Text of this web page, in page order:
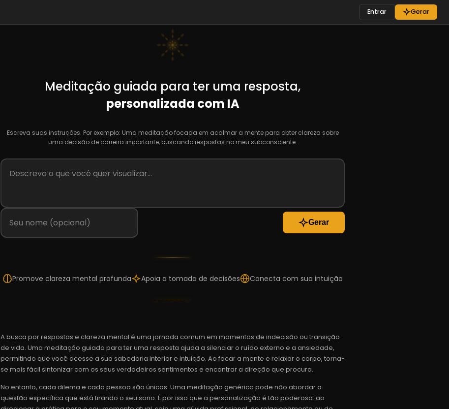
Entrar Gerar
Meditação guiada para ter uma resposta,
personalizada com IA
Escreva suas instruções. Por exemplo: Uma meditação focada em acalmar a mente para obter clareza sobre
uma decisão de carreira importante, buscando respostas no meu subconsciente.
Gerar
Promove clareza mental profunda Apoia a tomada de decisões Conecta com sua intuição
A busca por respostas e clareza mental é uma jornada comum em momentos de indecisão ou transição
de vida. Uma meditação guiada para ter uma resposta ajuda a silenciar o ruído externo e a ansiedade,
permitindo que você acesse a sua sabedoria interior e intuição. Ao focar a mente e relaxar o corpo, torna-
se mais fácil sintonizar com os seus verdadeiros sentimentos e encontrar a direção que procura.
No entanto, cada dilema e cada pessoa são únicos. Uma meditação genérica pode não abordar a
questão específica que está tirando o seu sono. É por isso que a personalização é tão poderosa: ao